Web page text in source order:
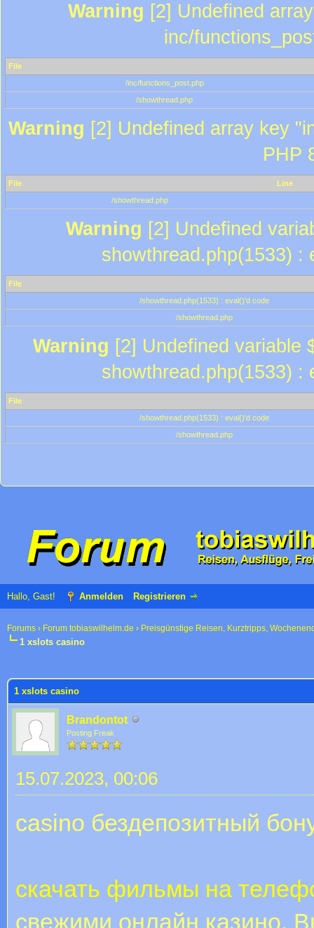
Warning [2] Undefined
inc/
File
/inc/functions_post.php
/showthread.php
Warning [2] Undefined array key
PHP
File
Line
/showthread.php
Warning [2] Undefined
showthread.php(1533) :
File
/showthread.php(1533) : eval()'d code
/showthread.php
Warning [2] Undefined variable
showthread.php(1533) :
File
/showthread.php(1533) : eval()'d code
/showthread.php
Hallo, Gast! Anmelden Registrieren
Forums › Forum tobiaswilhelm.de › Preisgünstige Reisen, Kurztripps,
1 xslots casino
1 xslots casino
Brandontot
Posting Freak
15.07.2023, 00:06
casino бездепозитный
скачать фильмы на
свежими онлайн казино,